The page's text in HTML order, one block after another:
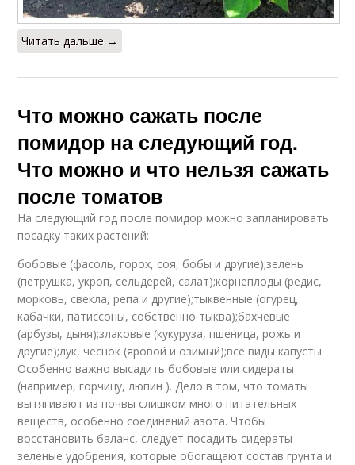
Читать дальше →
Что можно сажать после
помидор на следующий год.
Что можно и что нельзя сажать
после томатов
На следующий год после помидор можно запланировать
посадку таких растений:
бобовые (фасоль, горох, соя, бобы и другие);зелень
(петрушка, укроп, сельдерей, салат);корнеплоды (редис,
морковь, свекла, репа и другие);тыквенные (огурец,
кабачки, патиссоны, собственно тыква);бахчевые
(арбузы, дыня);злаковые (кукуруза, пшеница, рожь и
другие);лук, чеснок (яровой и озимый);все виды капусты.
Особенно важно высадить бобовые или сидераты
(например, горчицу, люпин ). Дело в том, что томаты
вытягивают из почвы слишком много питательных
веществ, особенно соединений азота. Чтобы
восстановить баланс, следует посадить сидераты –
зеленые удобрения, которые обогащают состав грунта и